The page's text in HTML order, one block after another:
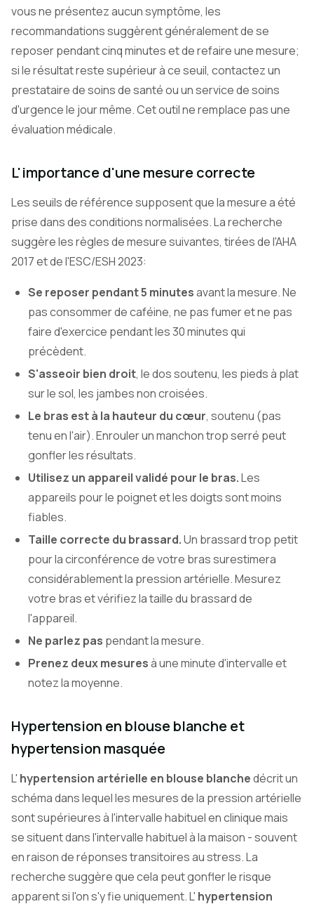
vous ne présentez aucun symptôme, les
recommandations suggèrent généralement de se
reposer pendant cinq minutes et de refaire une mesure;
si le résultat reste supérieur à ce seuil, contactez un
prestataire de soins de santé ou un service de soins
d'urgence le jour même. Cet outil ne remplace pas une
évaluation médicale.
L'importance d'une mesure correcte
Les seuils de référence supposent que la mesure a été
prise dans des conditions normalisées. La recherche
suggère les règles de mesure suivantes, tirées de l'AHA
2017 et de l'ESC/ESH 2023:
Se reposer pendant 5 minutesavant la mesure. Ne
pas consommer de caféine, ne pas fumer et ne pas
faire d'exercice pendant les 30 minutes qui
précèdent.
S'asseoir bien droit, le dos soutenu, les pieds à plat
sur le sol, les jambes non croisées.
Le bras est à la hauteur du cœur, soutenu (pas
tenu en l'air). Enrouler un manchon trop serré peut
gonfler les résultats.
Utilisez un appareil validé pour le bras.Les
appareils pour le poignet et les doigts sont moins
fiables.
Taille correcte du brassard.Un brassard trop petit
pour la circonférence de votre bras surestimera
considérablement la pression artérielle. Mesurez
votre bras et vérifiez la taille du brassard de
l'appareil.
Ne parlez pas pendant la mesure.
Prenez deux mesuresà une minute d'intervalle et
notez la moyenne.
Hypertension en blouse blanche et
hypertension masquée
L' hypertension artérielle en blouse blanchedécrit un
schéma dans lequel les mesures de la pression artérielle
sont supérieures à l'intervalle habituel en clinique mais
se situent dans l'intervalle habituel à la maison - souvent
en raison de réponses transitoires au stress. La
recherche suggère que cela peut gonfler le risque
apparent si l'on s'y fie uniquement. L' hypertension